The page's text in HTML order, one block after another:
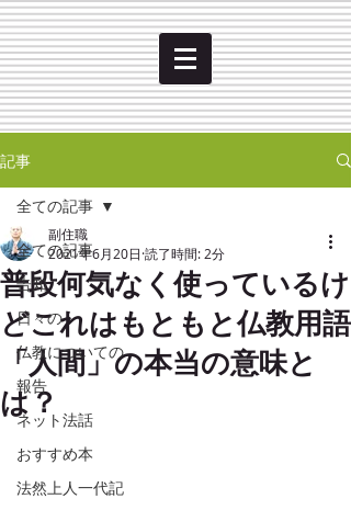
記事
全ての記事
告知
日々の
仏教についての
報告
ネット法話
おすすめ本
法然上人一代記
全ての記事
普段何気なく使っているけ
どこれはもともと仏教用語
「人間」の本当の意味と
は？
副住職
2021年6月20日 読了時間: 2分